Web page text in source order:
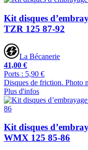
Kit disques
TZR 125 87-92
La Bécanerie
41,00 €
Ports : 5,90 €
Disques de friction. Photo
Plus d'infos
Kit disques
WMX 125 85-86